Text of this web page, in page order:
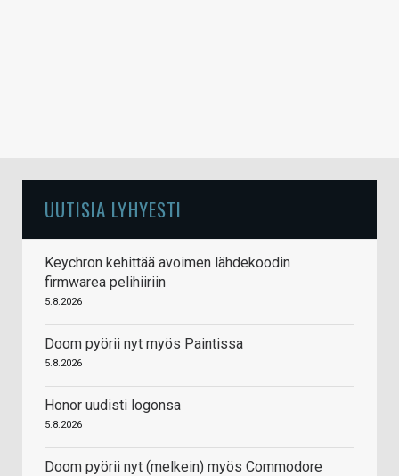
UUTISIA LYHYESTI
Keychron kehittää avoimen lähdekoodin
firmwarea pelihiiriin
5.8.2026
Doom pyörii nyt myös Paintissa
5.8.2026
Honor uudisti logonsa
5.8.2026
Doom pyörii nyt (melkein) myös Commodore